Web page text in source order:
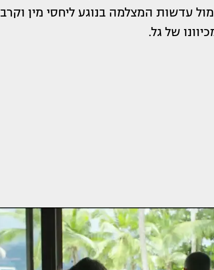
עדשות המצלמה בנוגע ליחסי מין
של גל.